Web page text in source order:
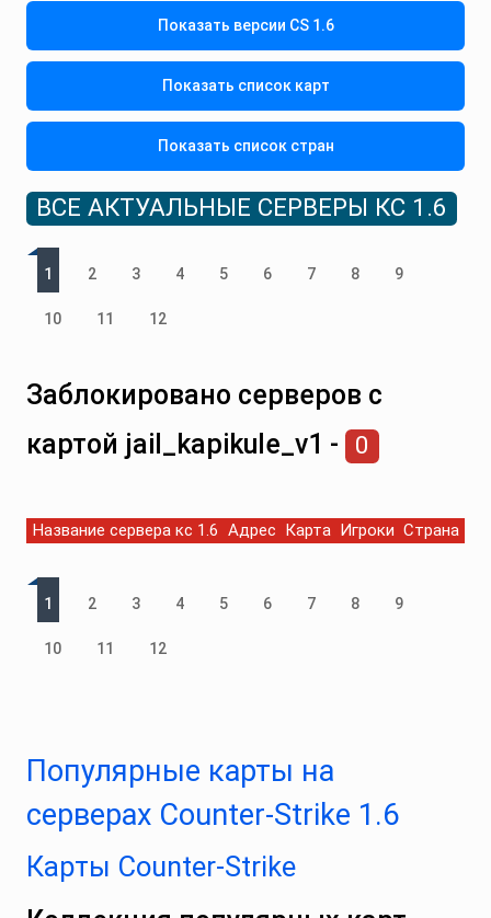
Показать версии CS 1.6
Показать список карт
Показать список стран
ВСЕ АКТУАЛЬНЫЕ СЕРВЕРЫ КС 1.6
1 2 3 4 5 6 7 8 9
10 11 12
Заблокировано серверов с
картой jail_kapikule_v1 -
0
Название сервера кс 1.6 Адрес Карта Игроки Страна
1 2 3 4 5 6 7 8 9
10 11 12
Популярные карты на
серверах Counter-Strike 1.6
Карты Counter‑Strike